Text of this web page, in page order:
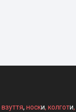
взуття, носки, колготи,